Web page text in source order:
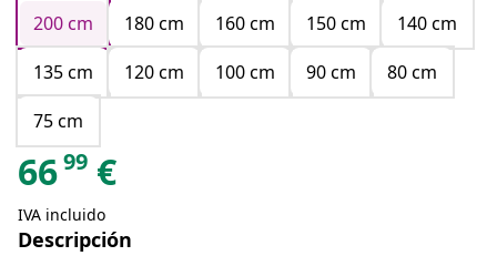
200 cm
180 cm 160 cm 150 cm
140 cm
135 cm
120 cm 100 cm 90 cm
80 cm
75 cm
6699 €
IVA incluido
Descripción